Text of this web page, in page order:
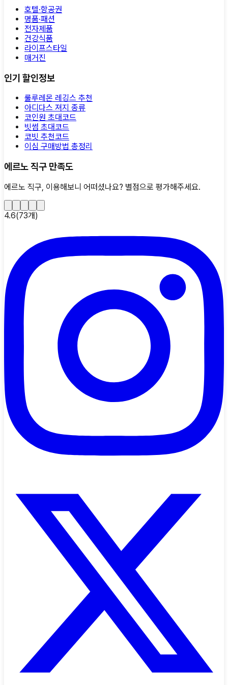
호텔·항공권
명품·패션
전자제품
건강식품
라이프스타일
매거진
인기 할인정보
룰루레몬 레깅스 추천
아디다스 져지 종류
코인원 초대코드
빗썸 초대코드
코빗 추천코드
이심 구매방법 총정리
에르노 직구 만족도
에르노 직구, 이용해보니 어떠셨나요? 별점으로 평가해주세요.
4.6(73개)